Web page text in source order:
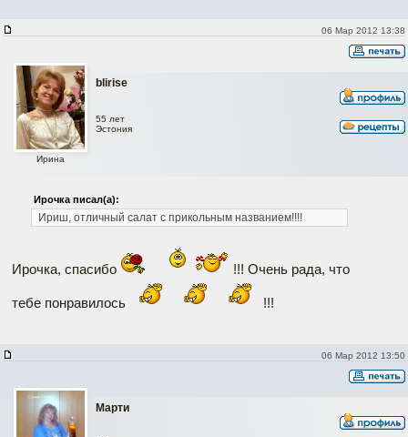
06 Мар 2012 13:38
blirise
Ирина
55 лет
Эстония
Ирочка писал(а):
Ириш, отличный салат с прикольным названием!!!!
Ирочка, спасибо !!! Очень рада, что
тебе понравилось !!!
06 Мар 2012 13:50
Марти